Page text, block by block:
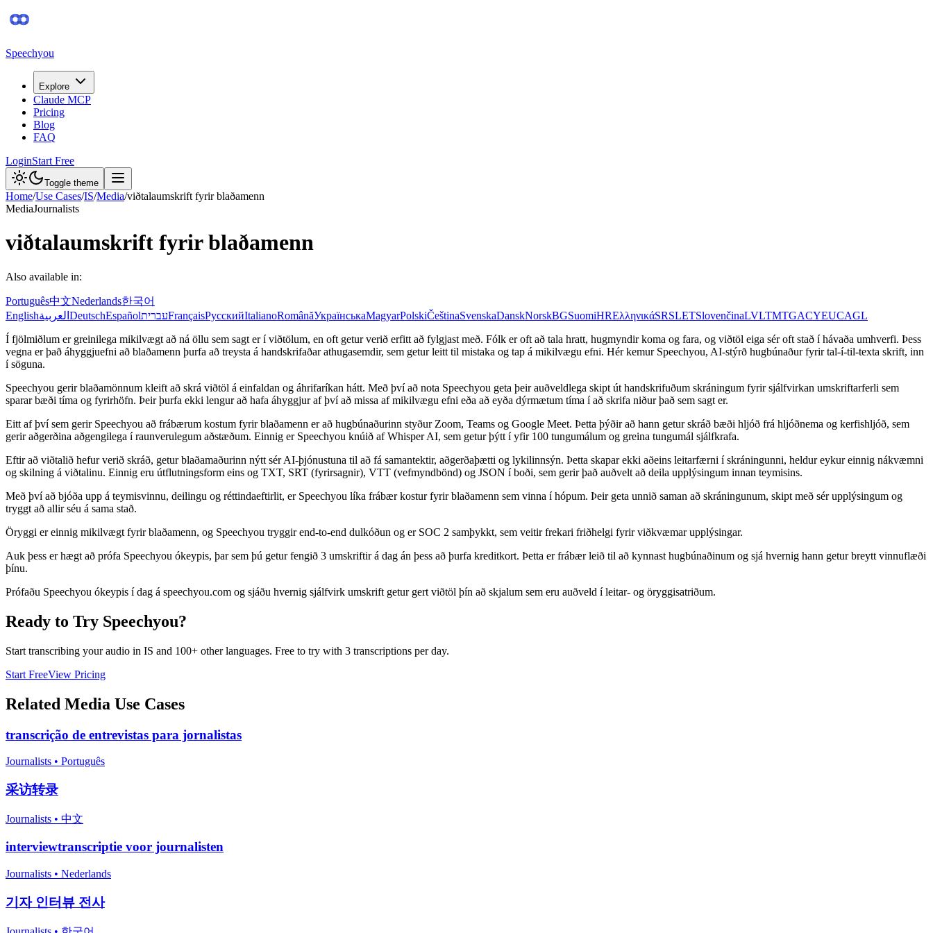
Speechyou
Explore
Claude MCP
Pricing
Blog
FAQ
LoginStart Free
Toggle theme
Home/Use Cases/IS/Media/viðtalaumskrift fyrir blaðamenn
MediaJournalists
viðtalaumskrift fyrir blaðamenn
Also available in:
Português中文Nederlands한국어
Englishالعربية DeutschEspañolעבריתFrançaisРусскийItalianoRomânăУкраїнськаMagyarPolskiČeštinaSvenskaDanskNorskBGSuomiHRΕλληνικάSRSLETSlovenčinaLVLTMTGACYEUCAGL
Í fjölmiðlum er greinilega mikilvægt að ná öllu sem sagt er í viðtölum, en oft getur verið erfitt að fylgjast með. Fólk er oft að tala hratt, hugmyndir koma og fara, og viðtöl eiga sér oft stað í hávaða umhverfi. Þess
vegna er það áhyggjuefni að blaðamenn þurfa að treysta á handskrifaðar athugasemdir, sem getur leitt til mistaka og tap á mikilvægu efni. Hér kemur Speechyou, AI-stýrð hugbúnaður fyrir tal-í-til-texta skrift, inn
í söguna.
Speechyou gerir blaðamönnum kleift að skrá viðtöl á einfaldan og áhrifaríkan hátt. Með því að nota Speechyou geta þeir auðveldlega skipt út handskrifuðum skráningum fyrir sjálfvirkan umskriftarferli sem
sparar bæði tíma og fyrirhöfn. Þeir þurfa ekki lengur að hafa áhyggjur af því að missa af mikilvægu efni eða að eyða dýrmætum tíma í að skrifa niður það sem sagt er.
Eitt af því sem gerir Speechyou að frábærum kostum fyrir blaðamenn er að hugbúnaðurinn styður Zoom, Teams og Google Meet. Þetta þýðir að hann getur skráð bæði hljóð frá hljóðnema og kerfishljóð, sem
gerir aðgerðina aðgengilega í raunverulegum aðstæðum. Einnig er Speechyou knúið af Whisper AI, sem getur þýtt í yfir 100 tungumálum og greina tungumál sjálfkrafa.
Eftir að viðtalið hefur verið skráð, getur blaðamaðurinn nýtt sér AI-þjónustuna til að fá samantektir, aðgerðaþætti og lykilinnsýn. Þetta skapar ekki aðeins leitarfærni í skráningunni, heldur eykur einnig nákvæmni
og skilning á viðtalinu. Einnig eru útflutningsform eins og TXT, SRT (fyrirsagnir), VTT (vefmyndbönd) og JSON í boði, sem gerir það auðvelt að deila upplýsingum innan teymisins.
Með því að bjóða upp á teymisvinnu, deilingu og réttindaeftirlit, er Speechyou líka frábær kostur fyrir blaðamenn sem vinna í hópum. Þeir geta unnið saman að skráningunum, skipt með sér upplýsingum og
tryggt að allir séu á sama stað.
Öryggi er einnig mikilvægt fyrir blaðamenn, og Speechyou tryggir end-to-end dulkóðun og er SOC 2 samþykkt, sem veitir frekari friðhelgi fyrir viðkvæmar upplýsingar.
Auk þess er hægt að prófa Speechyou ókeypis, þar sem þú getur fengið 3 umskriftir á dag án þess að þurfa kreditkort. Þetta er frábær leið til að kynnast hugbúnaðinum og sjá hvernig hann getur breytt vinnuflæði
þínu.
Prófaðu Speechyou ókeypis í dag á speechyou.com og sjáðu hvernig sjálfvirk umskrift getur gert viðtöl þín að skjalum sem eru auðveld í leitar- og öryggisatriðum.
Ready to Try Speechyou?
Start transcribing your audio in IS and 100+ other languages. Free to try with 3 transcriptions per day.
Start FreeView Pricing
Related Media Use Cases
transcrição de entrevistas para jornalistas
Journalists • Português
采访转录
Journalists • 中文
interviewtranscriptie voor journalisten
Journalists • Nederlands
기자 인터뷰 전사